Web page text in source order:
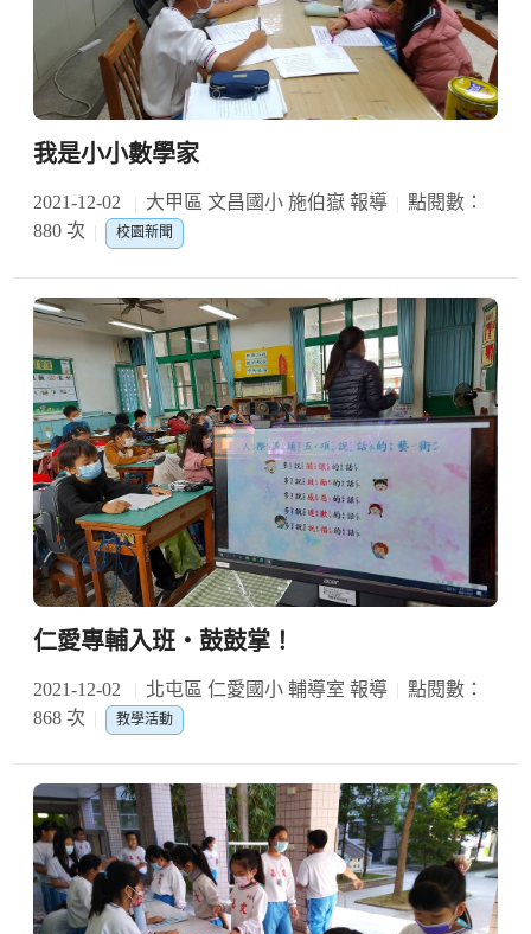
我是小小數學家
2021-12-02 大甲區 文昌國小 施伯嶽 報導
點閱數：
880 次
校園新聞
仁愛專輔入班‧鼓鼓掌！
2021-12-02 北屯區 仁愛國小 輔導室 報導
點閱數：
868 次
教學活動